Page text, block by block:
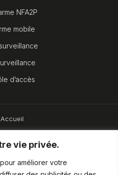
vie privée.
améliorer votre
NFA2P
mobile
d’accès
Accueil
légales